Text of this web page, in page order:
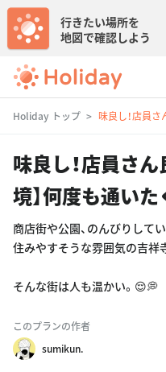
行きたい場所を
地図で確認しよう
Holiday トップ 味良し！店員さ
味良し！店員さん
境】何度も通い
商店街や公園、のんびりして
住みやすそうな雰囲気の吉祥寺
そんな街は人も温かい。😌💭
このプランの作者
sumikun.